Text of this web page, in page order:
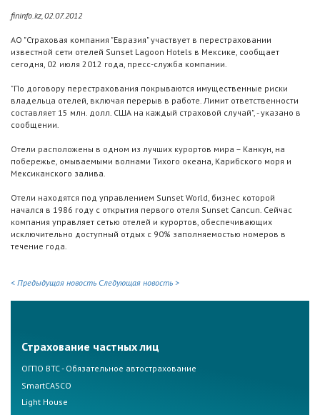
fininfo.kz, 02.07.2012
АО "Страховая компания "Евразия" участвует в перестраховании
известной сети отелей Sunset Lagoon Hotels в Мексике, сообщает
сегодня, 02 июля 2012 года, пресс-служба компании.
"По договору перестрахования покрываются имущественные риски
владельца отелей, включая перерыв в работе. Лимит ответственности
составляет 15 млн. долл. США на каждый страховой случай", - указано в
сообщении.
Отели расположены в одном из лучших курортов мира – Канкун, на
побережье, омываемыми волнами Тихого океана, Карибского моря и
Мексиканского залива.
Отели находятся под управлением Sunset World, бизнес которой
начался в 1986 году с открытия первого отеля Sunset Cancun. Сейчас
компания управляет сетью отелей и курортов, обеспечивающих
исключительно доступный отдых с 90% заполняемостью номеров в
течение года.
< Предыдущая новость Следующая новость >
Страхование частных лиц
ОГПО ВТС - Обязательное автострахование
SmartCASCO
Light House